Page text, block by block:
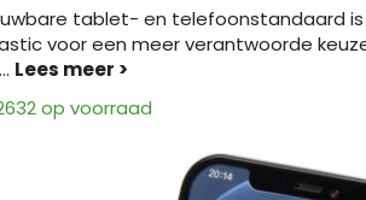
tablet- en telefoonstandaard
voor een meer verantwoorde
...
op voorraad